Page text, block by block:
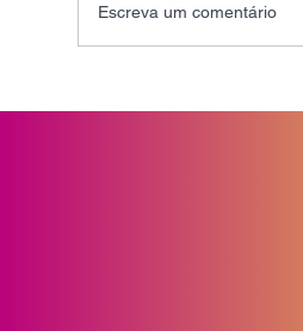
Escreva um comentário